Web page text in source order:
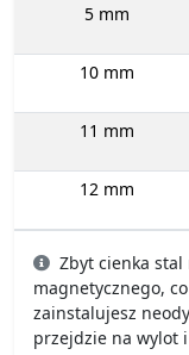
5 mm
10 mm
11 mm
12 mm
Zbyt cienka
magnetycznego,
zainstalujesz
przejdzie na wylot